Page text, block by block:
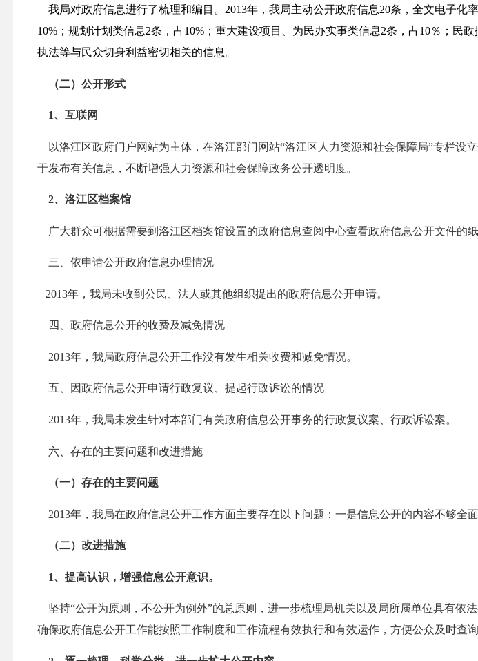
我局对政府信息进行了梳理和编目。 2013年，我局主动公开政府信息20条，全文电子化
10% ；规划计划类信息2条，占10% ；重大建设项目、为民办实事类信息2条，占10％；民
执法等与民众切身利益密切相关的信息。
（二）公开形式
1、互联网
以洛江区政府门户网站为主体，在洛江部门网站“洛江区人力资源和社会保障局”专栏
于发布有关信息，不断增强人力资源和社会保障政务公开透明度。
2、洛江区档案馆
广大群众可根据需要到洛江区档案馆设置的政府信息查阅中心查看政府信息公开文件的纸
三、依申请公开政府信息办理情况
2013年，我局未收到公民、法人或其他组织提出的政府信息公开申请。
四、政府信息公开的收费及减免情况
2013年，我局政府信息公开工作没有发生相关收费和减免情况。
五、因政府信息公开申请行政复议、提起行政诉讼的情况
2013年，我局未发生针对本部门有关政府信息公开事务的行政复议案、行政诉讼案。
六、存在的主要问题和改进措施
（一）存在的主要问题
2013年，我局在政府信息公开工作方面主要存在以下问题：一是信息公开的内容不够全
（二）改进措施
1、提高认识，增强信息公开意识。
坚持“公开为原则，不公开为例外”的总原则，进一步梳理局机关以及局所属单位具有依
确保政府信息公开工作能按照工作制度和工作流程有效执行和有效运作，方便公众及时查询